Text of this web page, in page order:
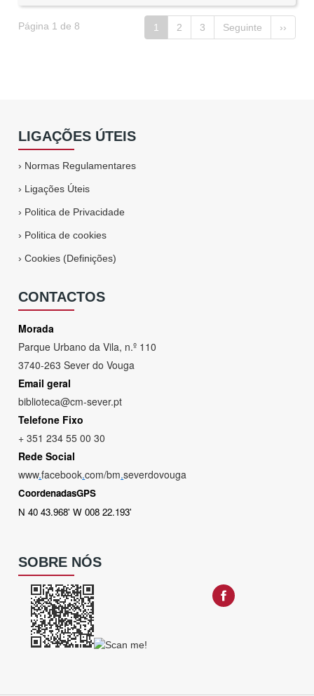
Página 1 de 8 1 2 3 Seguinte ››
LIGAÇÕES ÚTEIS
› Normas Regulamentares
› Ligações Úteis
› Politica de Privacidade
› Politica de cookies
›Cookies (Definições)
CONTACTOS
Morada
Parque Urbano da Vila, n.º 110
3740-263 Sever do Vouga
Email geral
biblioteca@cm-sever.pt
Telefone Fixo
+ 351 234 55 00 30
Rede Social
www.facebook.com/bm.severdovouga
CoordenadasGPS
N 40 43.968' W 008 22.193'
SOBRE NÓS